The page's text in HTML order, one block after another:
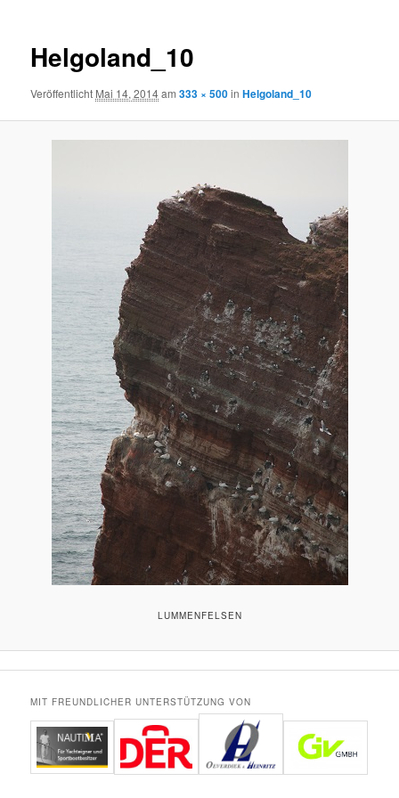
Helgoland_10
Veröffentlicht Mai 14, 2014am333 × 500inHelgoland_10
LUMMENFELSEN
MIT FREUNDLICHER UNTERSTÜTZUNG VON